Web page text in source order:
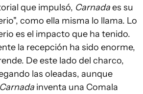
que impulsó, Carnadaes su
como ella misma lo llama. Lo
es el impacto que ha tenido.
la recepción ha sido enorme,
De este lado del charco,
las oleadas, aunque
Carnada inventa una Comala